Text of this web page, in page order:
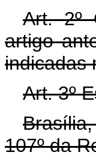
Art. 2º
artigo
indicadas
Art. 3º
107º da